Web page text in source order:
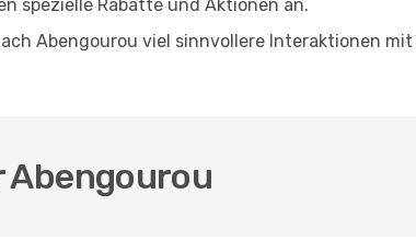
spezielle Rabatte und Aktionen an.
Abengourou viel sinnvollere Interaktionen
Abengourou